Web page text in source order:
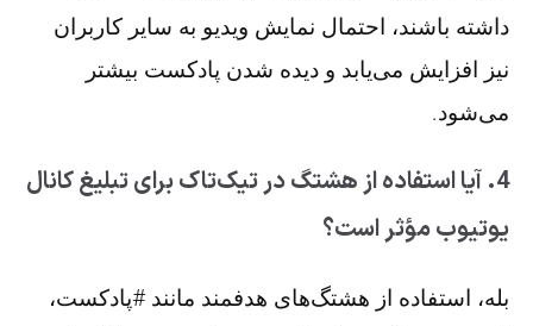
داشته باشند، احتمال نمایش ویدیو به سایر کاربران
نیز افزایش می‌یابد و دیده شدن پادکست بیشتر
می‌شود.
4. آیا استفاده از هشتگ در تیک‌تاک برای تبلیغ کانال
یوتیوب مؤثر است؟
بله، استفاده از هشتگ‌های هدفمند مانند #پادکست،